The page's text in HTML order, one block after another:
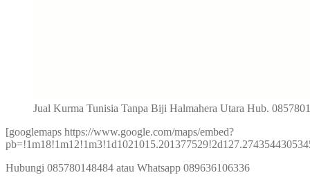
Jual Kurma Tunisia Tanpa Biji Halmahera Utara Hub.
[googlemaps https://www.google.com/maps/embed?
Hubungi 085780148484 atau Whatsapp 089636106336